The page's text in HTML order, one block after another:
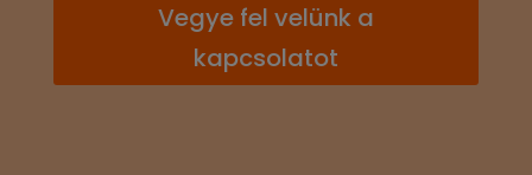
Vegye fel velünk a
kapcsolatot